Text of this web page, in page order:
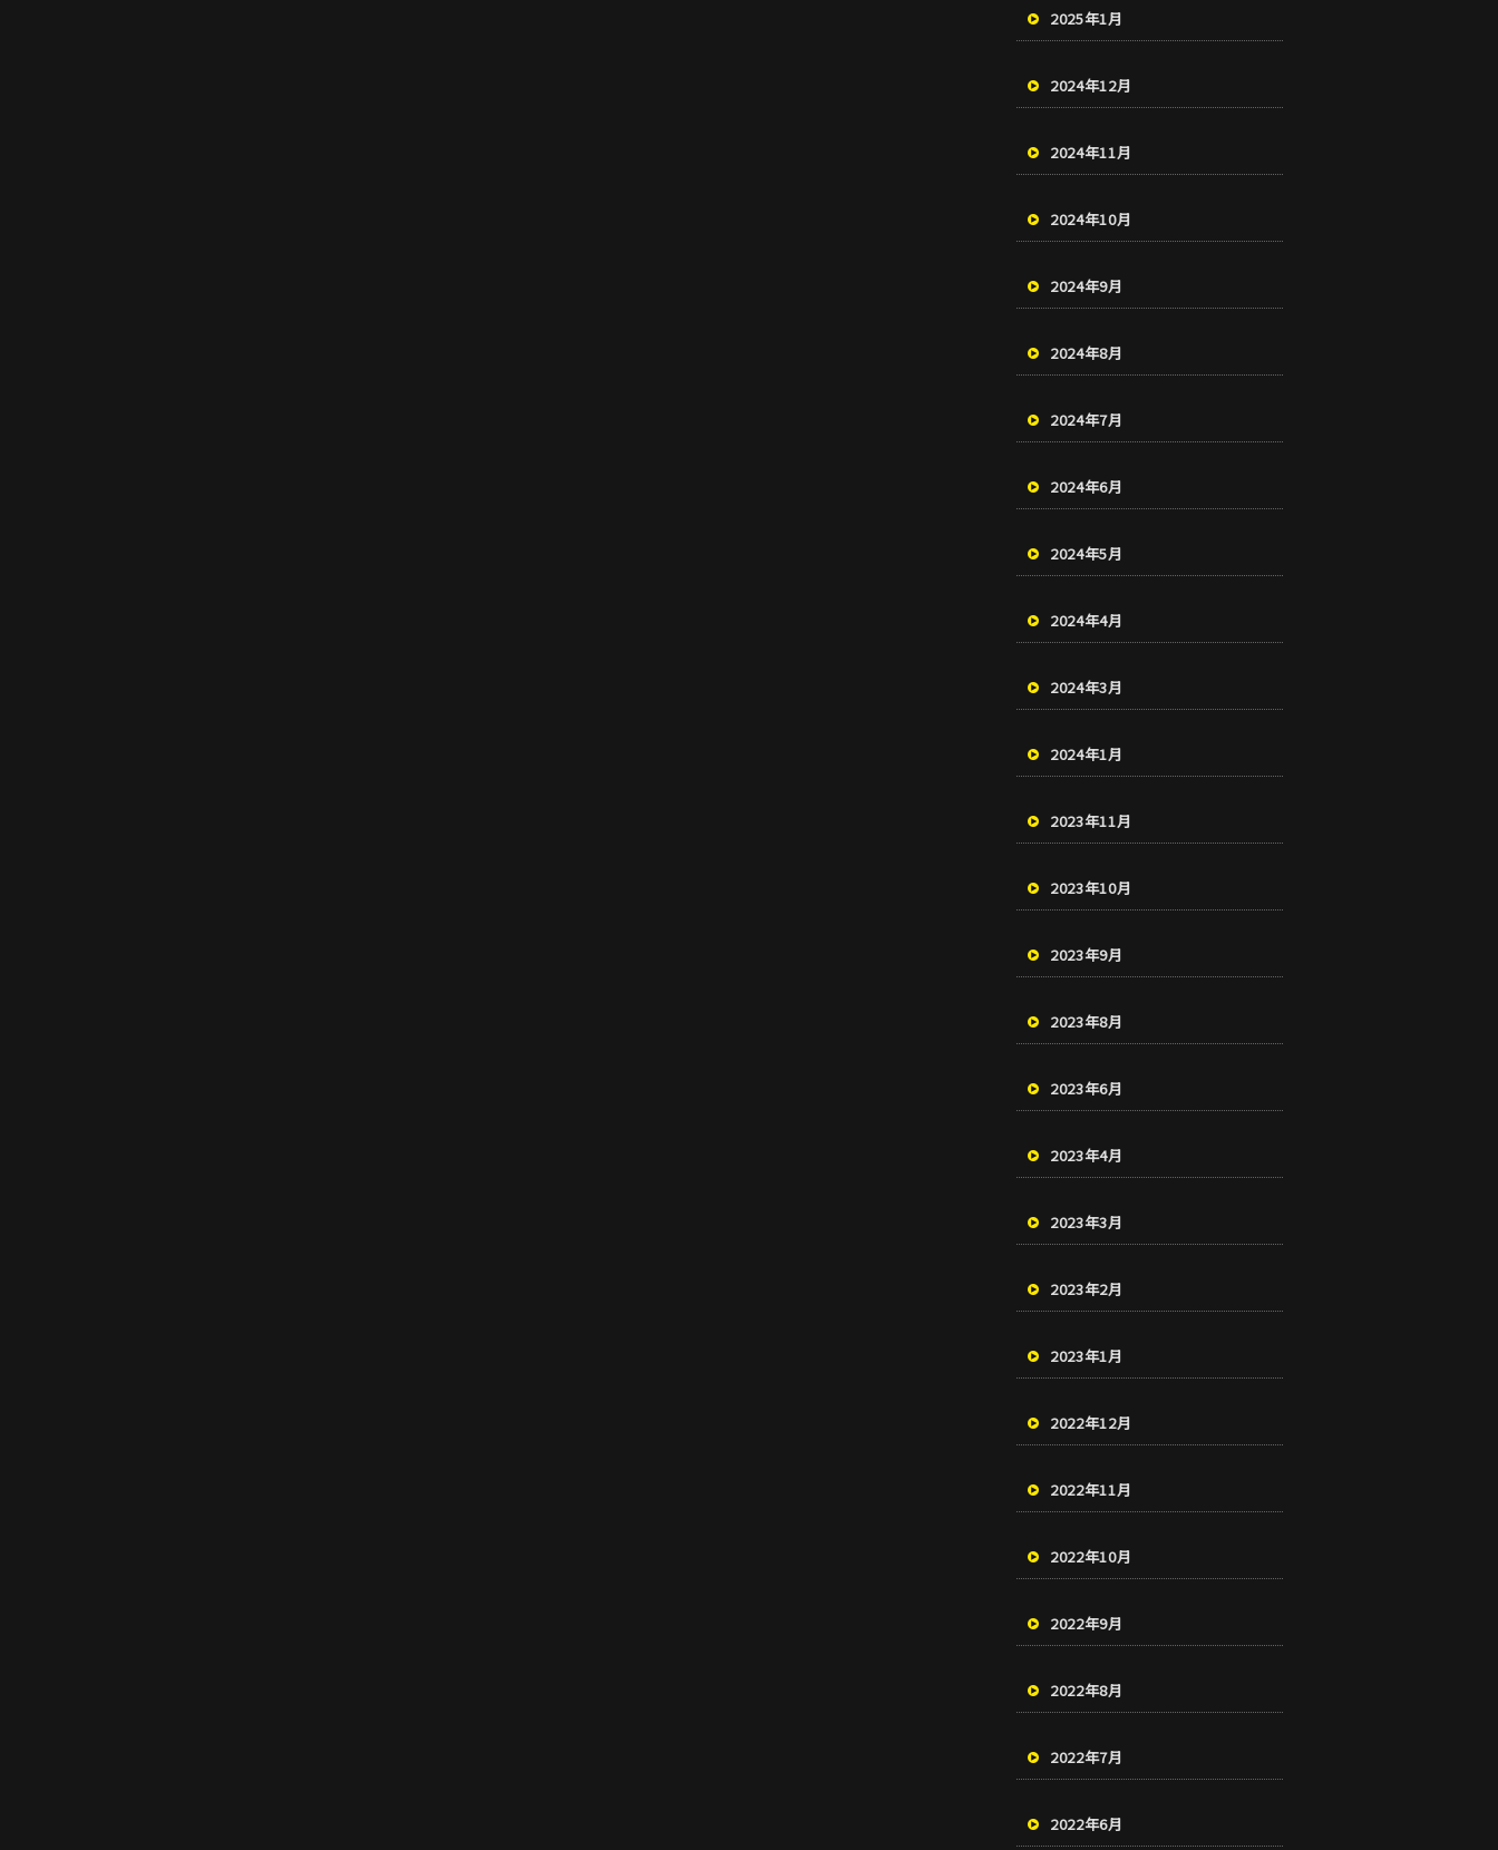
2025年1月
2024年12月
2024年11月
2024年10月
2024年9月
2024年8月
2024年7月
2024年6月
2024年5月
2024年4月
2024年3月
2024年1月
2023年11月
2023年10月
2023年9月
2023年8月
2023年6月
2023年4月
2023年3月
2023年2月
2023年1月
2022年12月
2022年11月
2022年10月
2022年9月
2022年8月
2022年7月
2022年6月